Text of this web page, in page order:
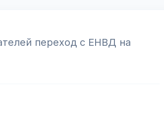
переход с ЕНВД на